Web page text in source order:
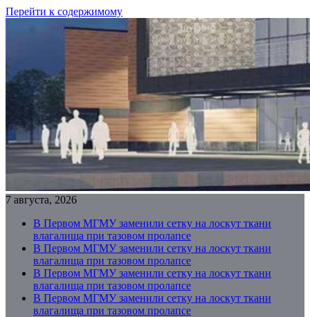
Перейти к содержимому
7 августа, 2026
В Первом МГМУ заменили сетку на лоскут ткани
влагалища при тазовом пролапсе
В Первом МГМУ заменили сетку на лоскут ткани
влагалища при тазовом пролапсе
В Первом МГМУ заменили сетку на лоскут ткани
влагалища при тазовом пролапсе
В Первом МГМУ заменили сетку на лоскут ткани
влагалища при тазовом пролапсе